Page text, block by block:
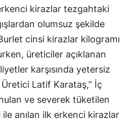
kirazlar tezgahtaki
olumsuz şekilde
cinsi kirazlar kilogramı
üreticiler açıklanan
karşısında yetersiz
Üretici Latif Karataş,” İç
ve severek tüketilen
anılan ilk erkenci kirazlar